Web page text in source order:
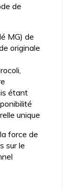
de
MG) de
originale
étant
unique
force de
sur le